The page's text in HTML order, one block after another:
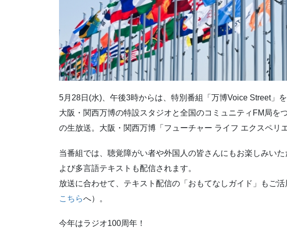
5月28日(水)、午後3時からは、特別番組「万博Voice Street」を
大阪・関西万博の特設スタジオと全国のコミュニティFM局を
の生放送。大阪・関西万博「フューチャー ライフ エクスペリ
当番組では、聴覚障がい者や外国人の皆さんにもお楽しみい
よび多言語テキストも配信されます。
放送に合わせて、テキスト配信の「おもてなしガイド」もご
こちらへ）。
今年はラジオ100周年！